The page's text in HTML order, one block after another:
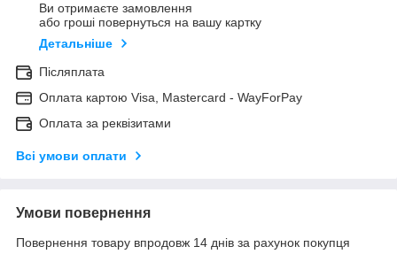
Ви отримаєте замовлення
або гроші повернуться на вашу картку
Детальніше
Післяплата
Оплата картою Visa, Mastercard - WayForPay
Оплата за реквізитами
Всі умови оплати
Умови повернення
Повернення товару впродовж 14 днів за рахунок покупця